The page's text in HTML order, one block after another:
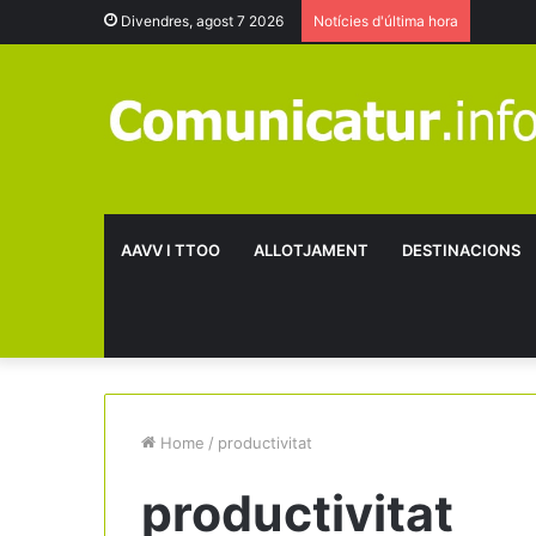
Divendres, agost 7 2026 Notícies d'última hora
AAVV I TTOO ALLOTJAMENT DESTINACIONS
Home / productivitat
productivitat